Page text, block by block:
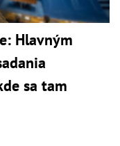
Hlavným
sa tam